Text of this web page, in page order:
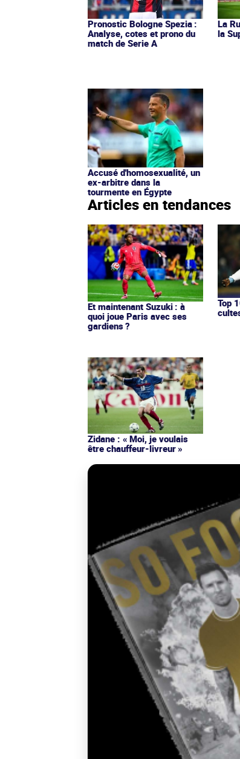
Pronostic Bologne Spezia :
Analyse, cotes et prono du
match de Serie A
La
la
Accusé d'homosexualité, un
ex-arbitre dans la
tourmente en Égypte
Articles en tendances
Et maintenant Suzuki : à
quoi joue Paris avec ses
gardiens ?
Top
Zidane : « Moi, je voulais
être chauffeur-livreur »